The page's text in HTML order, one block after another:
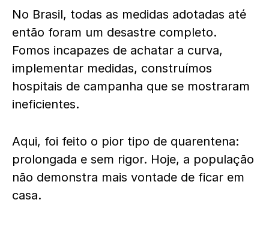
No Brasil, todas as medidas adotadas até
então foram um desastre completo.
Fomos incapazes de achatar a curva,
implementar medidas, construímos
hospitais de campanha que se mostraram
ineficientes.
Aqui, foi feito o pior tipo de quarentena:
prolongada e sem rigor. Hoje, a população
não demonstra mais vontade de ficar em
casa.